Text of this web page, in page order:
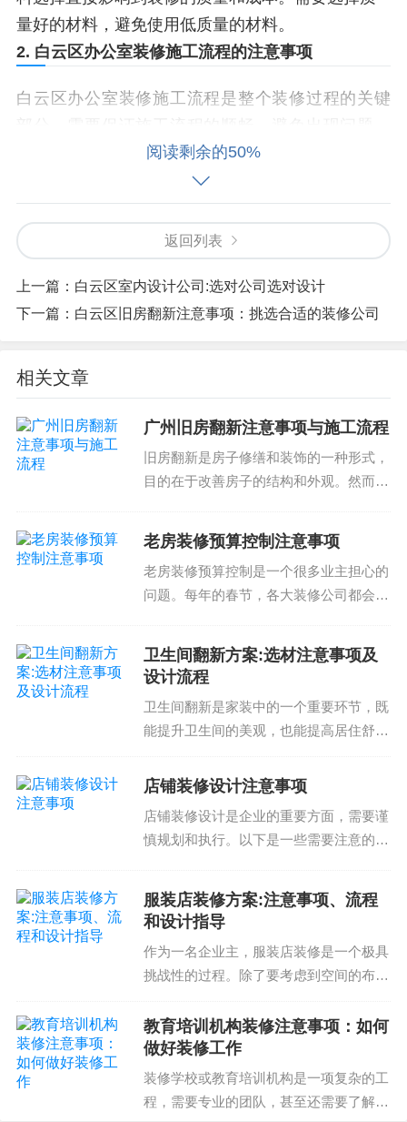
量好的材料，避免使用低质量的材料。
2. 白云区办公室装修施工流程的注意事项
白云区办公室装修施工流程是整个装修过程的关键
以下是几个需要注意的施工流程问题：
畅。同时，也需要考虑到施工的顺序和时间表的问
题。施工的顺序和时间表直接影响到装修的质量和
成本。
施工人员的质量：需要保证施工人员的质量。施工
施工设备的选择：需要选择合适的施工设备。施工
设备的选择直接影响到装修的质量和成本。需要选
择质量好的施工设备，避免使用低质量的施工设
备。
白云区办公室装修预算控制是整个装修过程的关键
是几个需要注意的预算控制问题：
预算的制定：需要制定合理的预算。预算的制定直
接影响到装修的质量和成本。需要考虑到装修的需
接影响到装修的质量和成本。需要考虑到装修的需
预算的控制：需要控制预算的使用。预算的控制直
合理，避免出现问题。
在白云区办公室装修中，设计方案、施工流程、预
算控制等问题经常会给企业带来困扰。了解这些知
识，帮助您在装修过程中避免问题，节省成本，提
高效率。因此，需要在装修前进行充分的规划和准
备，确保装修的顺畅和质量。
如果您需要更多的装修建议或专业的装修服务，请
联系我们，我们将为您提供全面的装修解决方案。
阅读剩余的50%
返回列表
上一篇： 白云区室内设计公司:选对公司选对设计
下一篇： 白云区旧房翻新注意事项：挑选合适的装修公司
相关文章
广州旧房翻新注意事项与施工流程
旧房翻新是房子修缮和装饰的一种形式，
目的在于改善房子的结构和外观。然而，
择和施工的细节等。因此，在进行广州旧
房翻新之前，需要了解...
老房装修预算控制注意事项
老房装修预算控制是一个很多业主担心的
问题。每年的春节，各大装修公司都会推
何控制预算以避免财务压力呢？ 了解自
己的预算需求 首...
卫生间翻新方案:选材注意事项及
设计流程
卫生间翻新是家装中的一个重要环节，既
能提升卫生间的美观，也能提高居住舒适
需要注意事项和流程。了解这些知识可以
生间翻新方案的设计注...
店铺装修设计注意事项
店铺装修设计是企业的重要方面，需要谨
慎规划和执行。以下是一些需要注意的事
用、易清洁、符合商业风格的材料。例
如，地板可以选择耐磨的...
服装店装修方案:注意事项、流程
和设计指导
作为一名企业主，服装店装修是一个极具
挑战性的过程。除了要考虑到空间的布局
足商店的具体需求，吸引顾客，并最终促
进销售。因此，了解服装店装修方案的注
意事项、流程和设计指...
教育培训机构装修注意事项：如何
做好装修工作
装修学校或教育培训机构是一项复杂的工
程，需要专业的团队，甚至还需要了解相